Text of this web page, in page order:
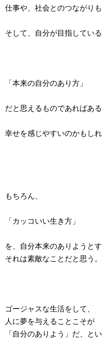
仕事や、社会とのつながりも
そして、自分が目指している
「本来の自分のあり方」
だと思えるものであればある
幸せを感じやすいのかもしれ
もちろん、
「カッコいい生き方」
を、自分本来のありようとす
それは素敵なことだと思う。
ゴージャスな生活をして、
人に夢を与えることこそが
「自分のありよう」だ、と